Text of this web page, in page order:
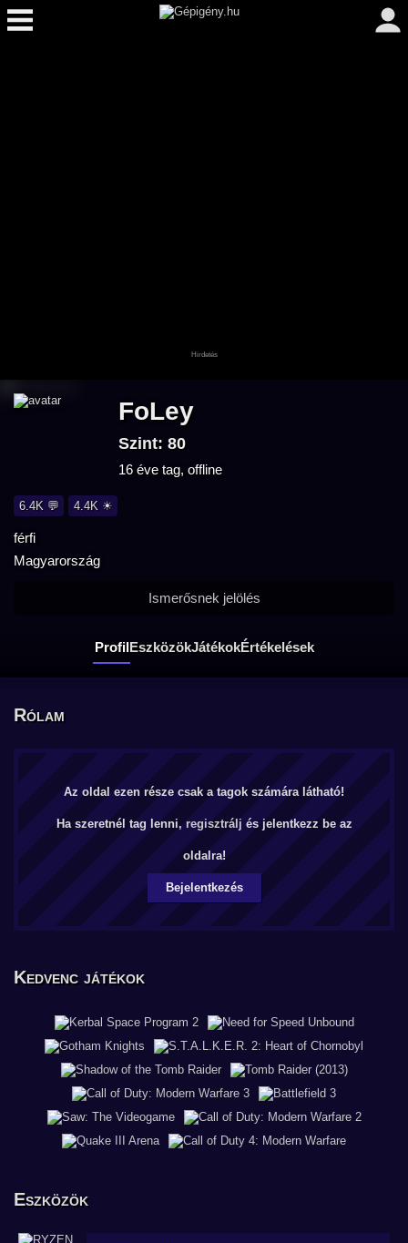
FoLey
Szint: 80
16 éve tag, offline
6.4K 💬 4.4K ☀
férfi
Magyarország
ProfilEszközökJátékokÉrtékelések
Ismerősnek jelölés
Rólam
Az oldal ezen része csak a tagok számára látható!
Ha szeretnél tag lenni, regisztrálj és jelentkezz be az
oldalra!
Bejelentkezés
Kedvenc játékok
Eszközök